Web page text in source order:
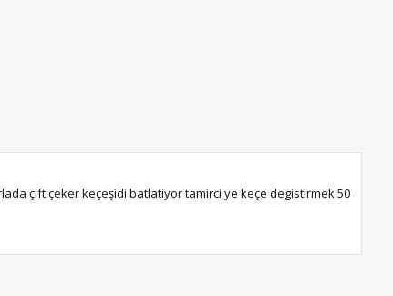
çift çeker keçeşidi batlatiyor tamirci ye keçe degistirmek 50